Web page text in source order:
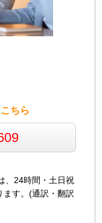
ちら
、24時間・土日祝
ます。(通訳・翻訳